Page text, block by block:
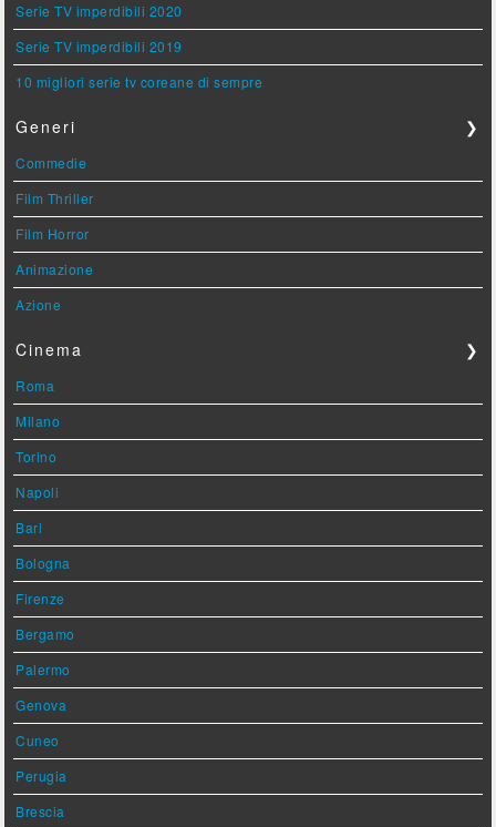
Serie TV imperdibili 2020
Serie TV imperdibili 2019
10 migliori serie tv coreane di sempre
Generi ❯
Commedie
Film Thriller
Film Horror
Animazione
Azione
Cinema ❯
Roma
Milano
Torino
Napoli
Bari
Bologna
Firenze
Bergamo
Palermo
Genova
Cuneo
Perugia
Brescia